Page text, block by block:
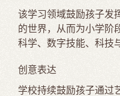
该学习领域鼓励孩子发
的世界，从而为小学阶
科学、数字技能、科技
创意表达
学校持续鼓励孩子通过